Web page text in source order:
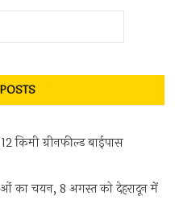
किमी ग्रीनफील्ड बाईपास
का चयन, 8 अगस्त को देहरादून में